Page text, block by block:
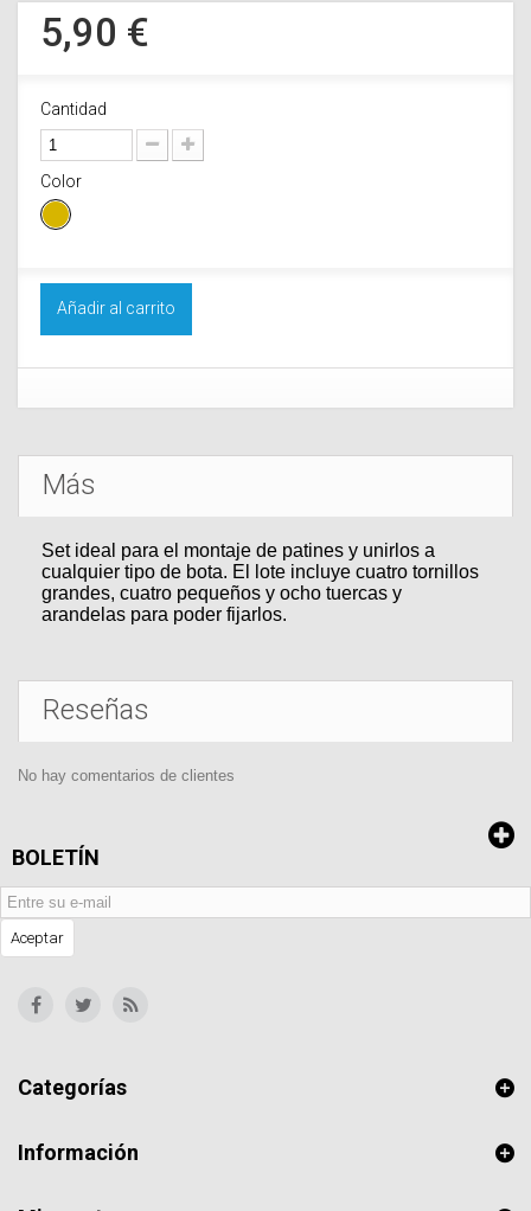
5,90 €
Cantidad
Color
Añadir al carrito
Más
Set ideal para el montaje de patines y unirlos a
cualquier tipo de bota. El lote incluye cuatro tornillos
grandes, cuatro pequeños y ocho tuercas y
arandelas para poder fijarlos.
Reseñas
No hay comentarios de clientes
BOLETÍN
Aceptar
Categorías
Información